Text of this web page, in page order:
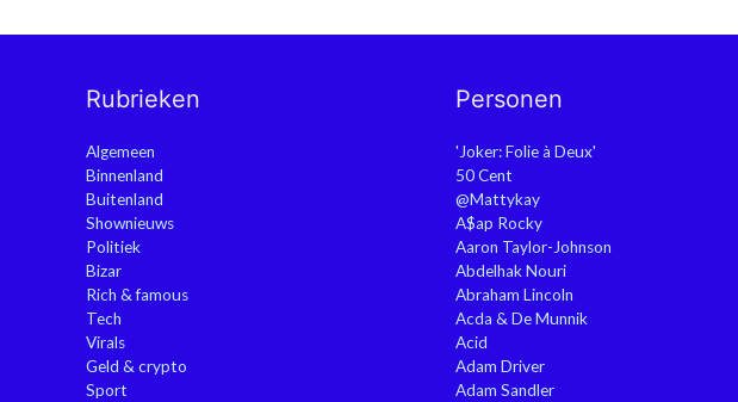
Rubrieken
Algemeen
Binnenland
Buitenland
Shownieuws
Politiek
Bizar
Rich & famous
Tech
Virals
Geld & crypto
Sport
Personen
'Joker: Folie à Deux'
50 Cent
@Mattykay
A$ap Rocky
Aaron Taylor-Johnson
Abdelhak Nouri
Abraham Lincoln
Acda & De Munnik
Acid
Adam Driver
Adam Sandler